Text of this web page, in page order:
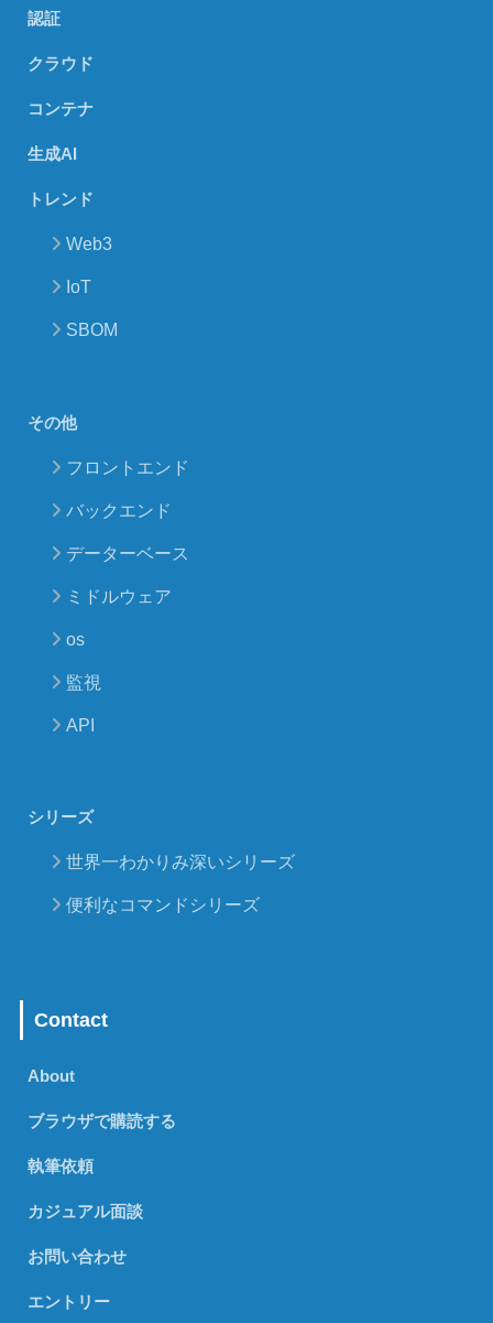
認証
クラウド
コンテナ
生成AI
トレンド
Web3
IoT
SBOM
その他
フロントエンド
バックエンド
データーベース
ミドルウェア
os
監視
API
シリーズ
世界一わかりみ深いシリーズ
便利なコマンドシリーズ
Contact
About
ブラウザで購読する
執筆依頼
カジュアル面談
お問い合わせ
エントリー